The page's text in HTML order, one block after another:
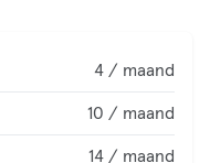
4 / maand
10 / maand
14 / maand